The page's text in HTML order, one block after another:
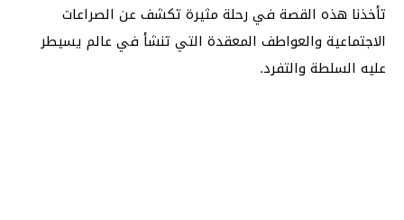
تأخذنا هذه القصة في رحلة مثيرة تكشف عن الصراعات
الاجتماعية والعواطف المعقدة التي تنشأ في عالم يسيطر
عليه السلطة والتفرد.